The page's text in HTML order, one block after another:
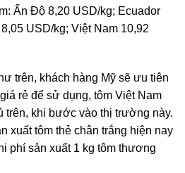
Ấn Độ 8,20 USD/kg; Ecuador
USD/kg; Việt Nam 10,92
trên, khách hàng Mỹ sẽ ưu tiên
rẻ để sử dụng, tôm Việt Nam
trên, khi bước vào thị trường này.
xuất tôm thẻ chân trắng hiện nay
phí sản xuất 1 kg tôm thương